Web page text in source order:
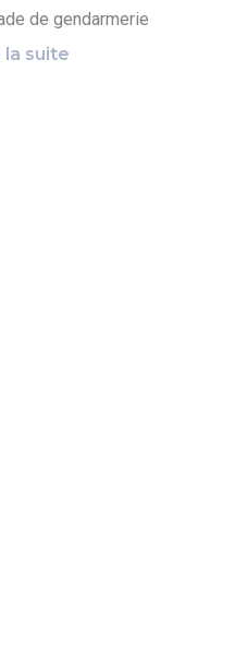
de gendarmerie
la suite